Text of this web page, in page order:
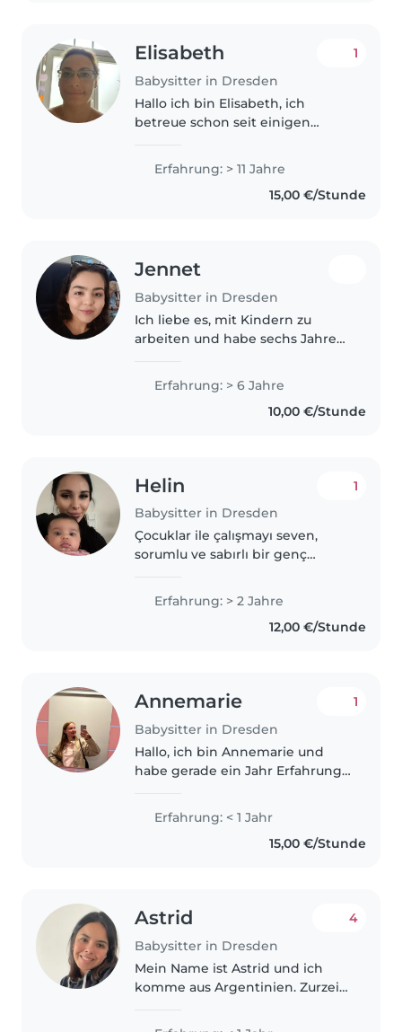
Elisabeth
Babysitter in Dresden
1
Hallo ich bin Elisabeth, ich
betreue schon seit einigen
den Kindern macht mir riesigen
Spaß. Ich habe vor 4 Jahren
meinen letzten Erste Hilfe Kurs
Erfahrung: > 11 Jahre
15,00 €/Stunde
Jennet
Babysitter in Dresden
Ich liebe es, mit Kindern zu
arbeiten und habe sechs Jahre
zuverlässig, gesprächig und
mehrsprachig (Deutsch,
Erfahrung: > 6 Jahre
10,00 €/Stunde
Helin
Babysitter in Dresden
1
Çocuklar ile çalışmayı seven,
sorumlu ve sabırlı bir genç
deneyimime sahiptirim ve
bebekten okula giden çocuklarla
tecrübem var. İlk yardım
Erfahrung: > 2 Jahre
12,00 €/Stunde
Annemarie
Babysitter in Dresden
1
Hallo, ich bin Annemarie und
habe gerade ein Jahr Erfahrung
Dänemark. Dort habe ich auf
drei Kinder im alter von 3-5
Jahren aufgepasst. Davor habe
Erfahrung: < 1 Jahr
15,00 €/Stunde
Astrid
Babysitter in Dresden
4
Mein Name ist Astrid und ich
komme aus Argentinien. Zurzeit
Deutschkurs und verbessere